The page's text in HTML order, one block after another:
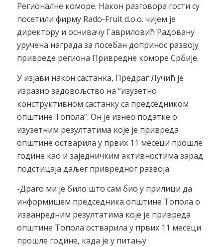
Регионалне коморе. Након разговора гости су
посетили фирму Rado-Fruit d.o.o. чијем је
директору и оснивачу Гавриловић Радовану
уручена награда за посебан допринос развоју
привреде региона Привредне коморе Србије.
У изјави након састанка, Предраг Лучић је
изразио задовољство на “изузетно
конструктивном састанку са председником
општине Топола”. Он је изнео податке о
изузетним резултатима које је привреда
општине остварила у првих 11 месеци прошле
године као и заједничким активностима зарад
подстицаја даљег привредног развоја.
-Драго ми је било што сам био у прилици да
информишем председника општине Топола о
изванредним резултатима које је привреда
општине Топола остварила у првих 11 месеци
прошле године, када је у питању